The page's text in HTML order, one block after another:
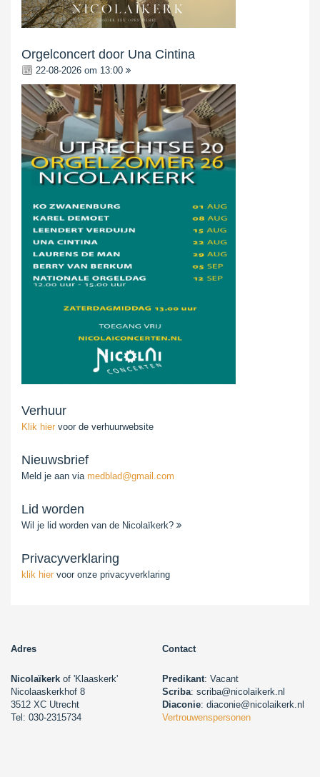
Orgelconcert door Una Cintina
22-08-2026 om 13:00
Verhuur
Klik hier voor de verhuurwebsite
Nieuwsbrief
Meld je aan via medblad@gmail.com
Lid worden
Wil je lid worden van de Nicolaïkerk?
Privacyverklaring
klik hier voor onze privacyverklaring
Adres Contact
Nicolaïkerk of 'Klaaskerk'
Nicolaaskerkhof 8
3512 XC Utrecht
Tel: 030-2315734
Predikant: Vacant
Scriba: scriba@nicolaikerk.nl
Diaconie: diaconie@nicolaikerk.nl
Vertrouwenspersonen